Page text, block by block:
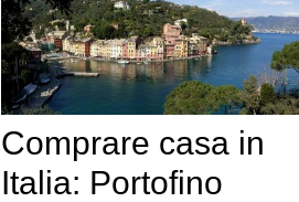
Comprare casa in
Italia: Portofino